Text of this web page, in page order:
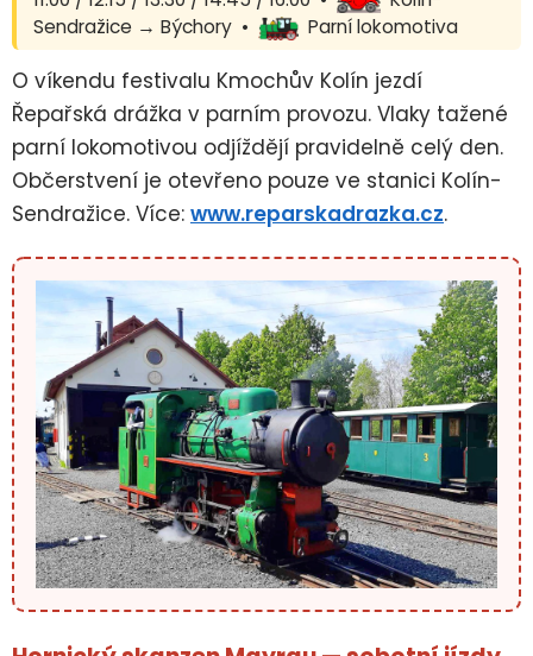
Sendražice → Býchory •
Parní lokomotiva
O víkendu festivalu Kmochův Kolín jezdí
Řepařská drážka v parním provozu. Vlaky tažené
parní lokomotivou odjíždějí pravidelně celý den.
Občerstvení je otevřeno pouze ve stanici Kolín-
Sendražice. Více: www.reparskadrazka.cz.